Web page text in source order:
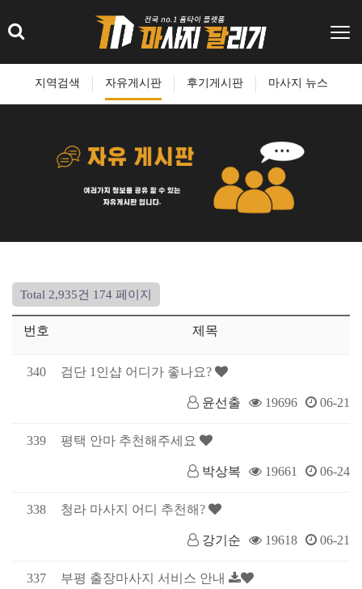
지역검색 자유게시판 후기게시판 마사지 뉴스
Total 2,935건 174 페이지
번호 제목
340 검단 1인샵 어디가 좋나요?
윤선출 19696 06-21
339 평택 안마 추천해주세요
박상복 19661 06-24
338 청라 마사지 어디 추천해?
강기순 19618 06-21
337 부평 출장마사지 서비스 안내